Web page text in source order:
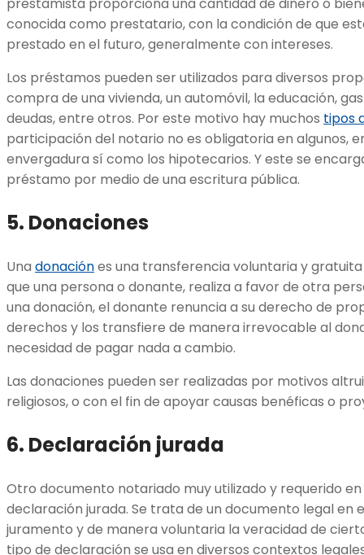
prestamista proporciona una cantidad de dinero o
conocida como prestatario, con la condición de que
prestado en el futuro, generalmente con intereses.
Los préstamos pueden ser utilizados para diversos
compra de una vivienda, un automóvil, la educación,
deudas, entre otros. Por este motivo hay muchos tipos
participación del notario no es obligatoria en algunos,
envergadura sí como los hipotecarios. Y este se
préstamo por medio de una escritura pública.
5. Donaciones
Una donaciónes una transferencia voluntaria y
que una persona o donante, realiza a favor de otra
una donación, el donante renuncia a su derecho de
derechos y los transfiere de manera irrevocable al
necesidad de pagar nada a cambio.
Las donaciones pueden ser realizadas por motivos
religiosos, o con el fin de apoyar causas benéficas o
6. Declaración jurada
Otro documento notariado muy utilizado y requerido
declaración jurada. Se trata de un documento legal en
juramento y de manera voluntaria la veracidad de
tipo de declaración se usa en diversos contextos